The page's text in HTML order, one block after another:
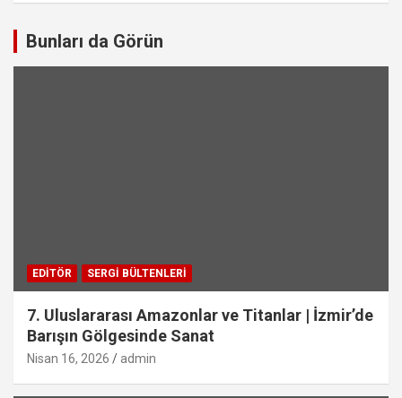
Bunları da Görün
EDITÖR SERGI BÜLTENLERI
7. Uluslararası Amazonlar ve Titanlar | İzmir’de
Barışın Gölgesinde Sanat
Nisan 16, 2026 admin